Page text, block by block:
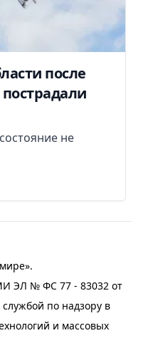
после
не
ЭЛ № ФС 77 - 83032 от
по надзору в
и массовых